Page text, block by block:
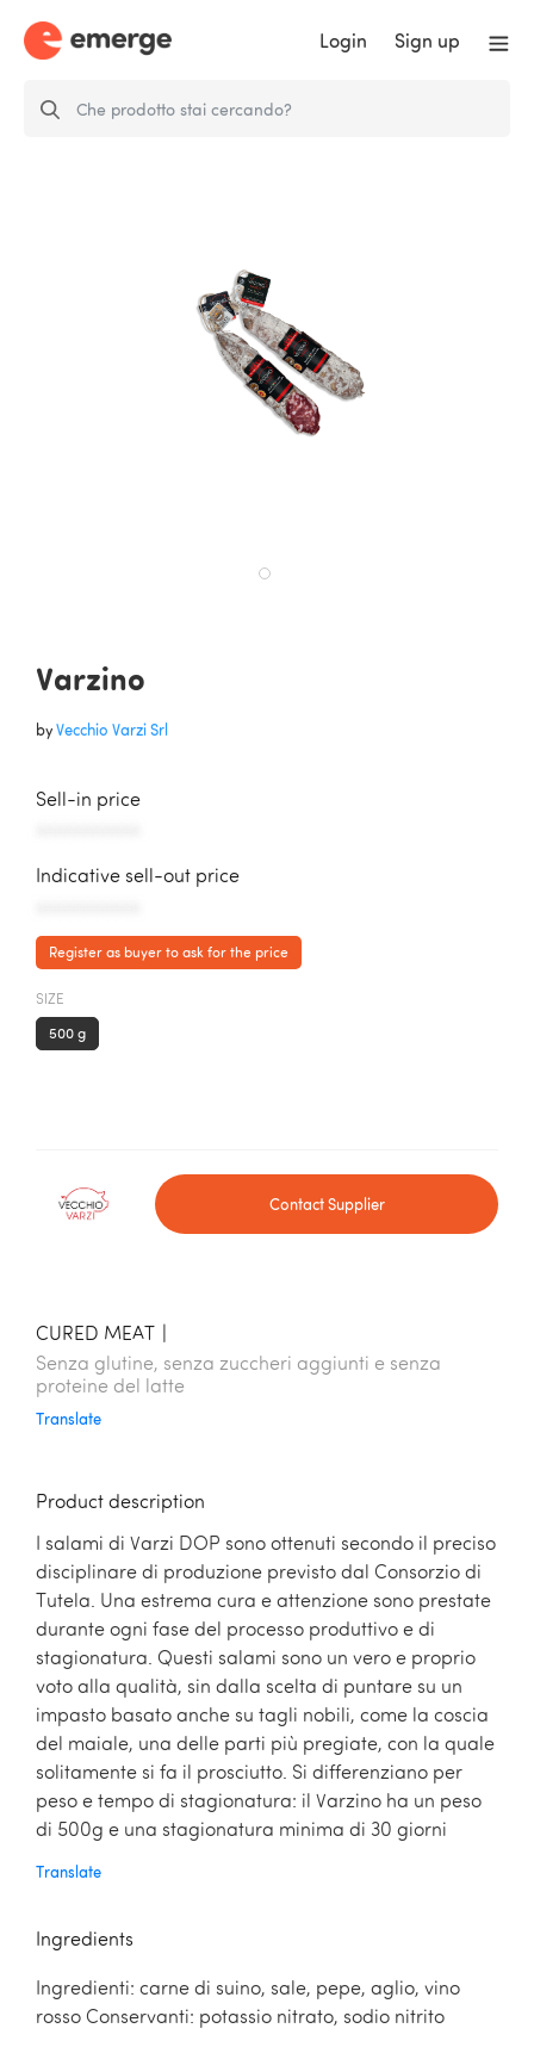
Login Sign up
Varzino
byVecchio Varzi Srl
Sell-in price
Indicative sell-out price
Register as buyer to ask for the price
SIZE
500 g
Contact Supplier
CURED MEAT
Senza glutine, senza zuccheri aggiunti e senza
proteine del latte
Translate
Product description
I salami di Varzi DOP sono ottenuti secondo il preciso
disciplinare di produzione previsto dal Consorzio di
Tutela. Una estrema cura e attenzione sono prestate
durante ogni fase del processo produttivo e di
stagionatura. Questi salami sono un vero e proprio
voto alla qualità, sin dalla scelta di puntare su un
impasto basato anche su tagli nobili, come la coscia
del maiale, una delle parti più pregiate, con la quale
solitamente si fa il prosciutto. Si differenziano per
peso e tempo di stagionatura: il Varzino ha un peso
di 500g e una stagionatura minima di 30 giorni
Translate
Ingredients
Ingredienti: carne di suino, sale, pepe, aglio, vino
rosso Conservanti: potassio nitrato, sodio nitrito